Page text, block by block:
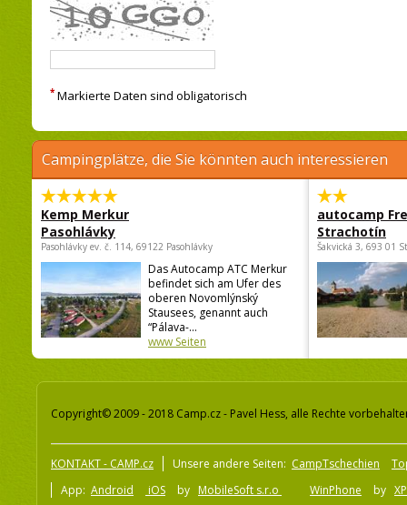
* Markierte Daten sind obligatorisch
Campingplätze, die Sie könnten auch interessieren
Kemp Merkur
Pasohlávky
Pasohlávky ev. č. 114, 69122 Pasohlávky
Das Autocamp ATC Merkur
befindet sich am Ufer des
oberen Novomlýnský
Stausees, genannt auch
“Pálava-...
www Seiten
autocamp
Strachotín
Šakvická 3, 693 01
Copyright© 2009 - 2018 Camp.cz - Pavel Hess, alle Rechte
KONTAKT - CAMP.cz Unsere andere Seiten: CampTschechien
App: Android iOS by MobileSoft s.r.o WinPhone by